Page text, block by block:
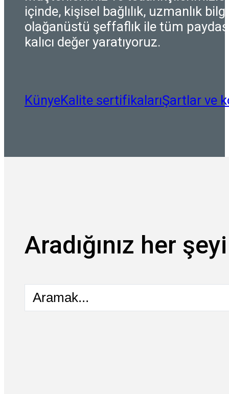
içinde, kişisel bağlılık, uzmanlık
olağanüstü şeffaflık ile tüm
kalıcı değer yaratıyoruz.
KünyeKalite sertifikalarıŞartlar ve
Aradığınız her
Aramak...